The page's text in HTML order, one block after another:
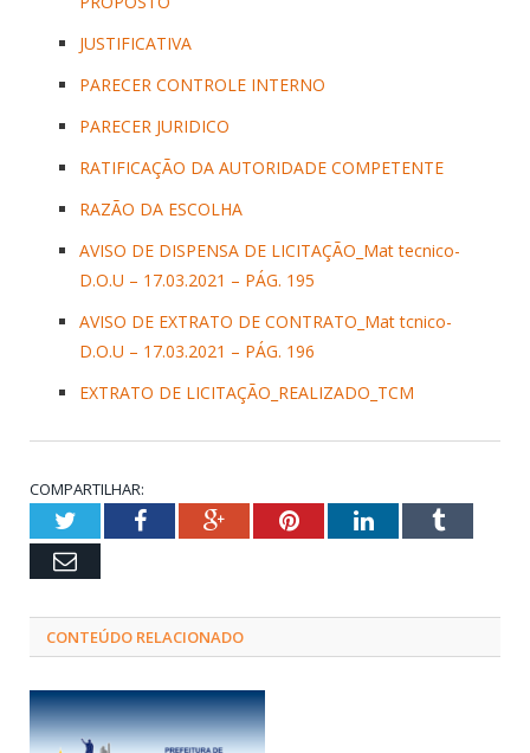
JUSTIFICATIVA
PARECER CONTROLE INTERNO
PARECER JURIDICO
RATIFICAÇÃO DA AUTORIDADE COMPETENTE
RAZÃO DA ESCOLHA
AVISO DE DISPENSA DE LICITAÇÃO_Mat tecnico-
D.O.U – 17.03.2021 – PÁG. 195
AVISO DE EXTRATO DE CONTRATO_Mat tcnico-
D.O.U – 17.03.2021 – PÁG. 196
EXTRATO DE LICITAÇÃO_REALIZADO_TCM
COMPARTILHAR:
TwitterFacebookGoogle+PinterestLinkedInTumblr
Email
CONTEÚDO RELACIONADO